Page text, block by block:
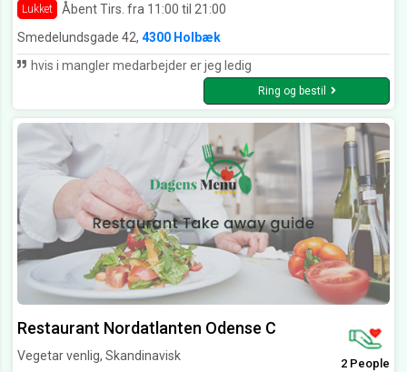
Lukket Åbent Tirs. fra 11:00 til 21:00
Smedelundsgade 42, 4300 Holbæk
hvis i mangler medarbejder er jeg ledig
Ring og bestil
Restaurant Nordatlanten Odense C
Vegetar venlig, Skandinavisk
2 People